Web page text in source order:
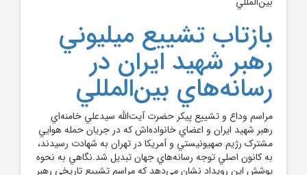
بازتاب تشييع ميليوني
رهبر شهيد ايران در
رسانه‌هاي بين‌المللي
مراسم وداع و تشييع پيکر حضرت آيت‌الله سيدعلي خامنه‌اي
رهبر شهيد ايران و اعضاي خانواده‌اش که در جريان حمله هوايي
مشترک رژيم صهيونيستي و آمريکا در تهران به شهادت رسيدند،
به کانون اصلي توجه رسانه‌هاي جهان تبديل شد.نگاهي به نحوه
پوشش اين رويداد نشان مي‌دهد که مراسم تشييع تاريخي رهبر